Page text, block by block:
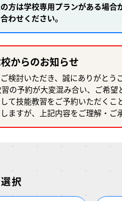
方は学校専用プランがある場合
わせください。
からのお知らせ
検討いただき、誠にありがとう
の予約が大変混み合い、ご希望
て技能教習をご予約いただくこ
ますが、上記内容をご理解・ご
択